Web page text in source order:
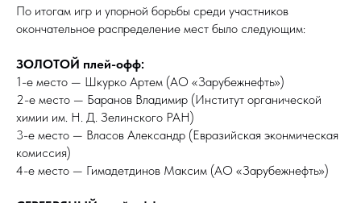
По итогам игр и упорной борьбы среди участников
окончательное распределение мест было следующим:
ЗОЛОТОЙ плей-офф:
1-е место — Шкурко Артем (АО «Зарубежнефть»)
2-е место — Баранов Владимир (Институт органической
химии им. Н. Д. Зелинского РАН)
3-е место — Власов Александр (Евразийская эконмическая
комиссия)
4-е место — Гимадетдинов Максим (АО «Зарубежнефть»)